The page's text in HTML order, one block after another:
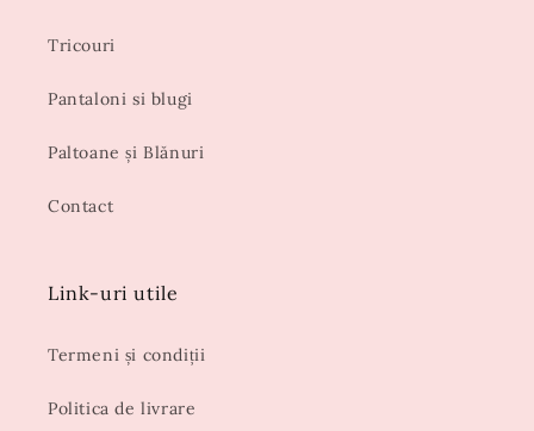
Tricouri
Pantaloni si blugi
Paltoane și Blănuri
Contact
Link-uri utile
Termeni și condiții
Politica de livrare